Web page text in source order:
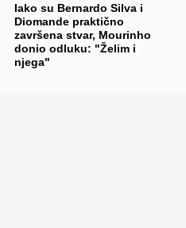
Iako su Bernardo Silva i
Diomande praktično
završena stvar, Mourinho
donio odluku: "Želim i
njega"